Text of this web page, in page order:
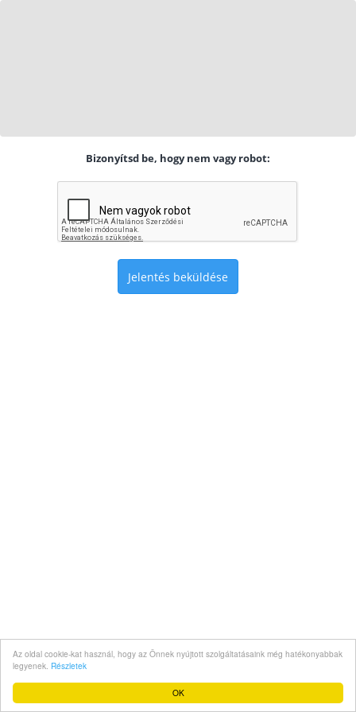
OK
Az oldal cookie-kat használ, hogy az Önnek nyújtott szolgáltatásaink még hatékonyabbak
legyenek. Részletek
Bizonyítsd be, hogy nem vagy robot:
Jelentés beküldése